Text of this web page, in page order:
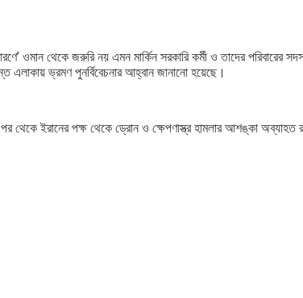
ওমান থেকে জরুরি নয় এমন মার্কিন সরকারি কর্মী ও তাদের পরিবারের
এলাকায় ভ্রমণ পুনর্বিবেচনার আহ্বান জানানো হয়েছে।
থেকে ইরানের পক্ষ থেকে ড্রোন ও ক্ষেপণাস্ত্র হামলার আশঙ্কা